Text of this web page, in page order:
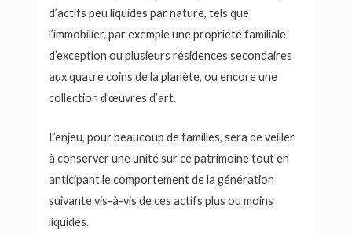
d’actifs peu liquides par nature, tels que
l’immobilier, par exemple une propriété familiale
d’exception ou plusieurs résidences secondaires
aux quatre coins de la planète, ou encore une
collection d’œuvres d’art.
L’enjeu, pour beaucoup de familles, sera de veiller
à conserver une unité sur ce patrimoine tout en
anticipant le comportement de la génération
suivante vis-à-vis de ces actifs plus ou moins
liquides.